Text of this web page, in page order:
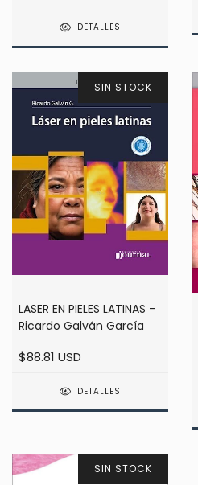
DETALLES
SIN STOCK
LASER EN PIELES LATINAS -
Ricardo Galván García
$88.81 USD
DETALLES
SIN STOCK